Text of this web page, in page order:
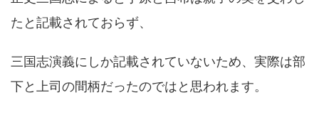
たと記載されておらず、
三国志演義にしか記載されていないため、実際は部
下と上司の間柄だったのではと思われます。